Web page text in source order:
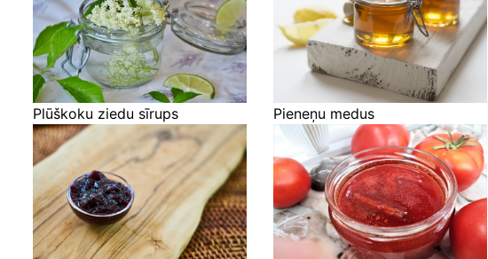
Plūškoku ziedu sīrups Pieneņu medus